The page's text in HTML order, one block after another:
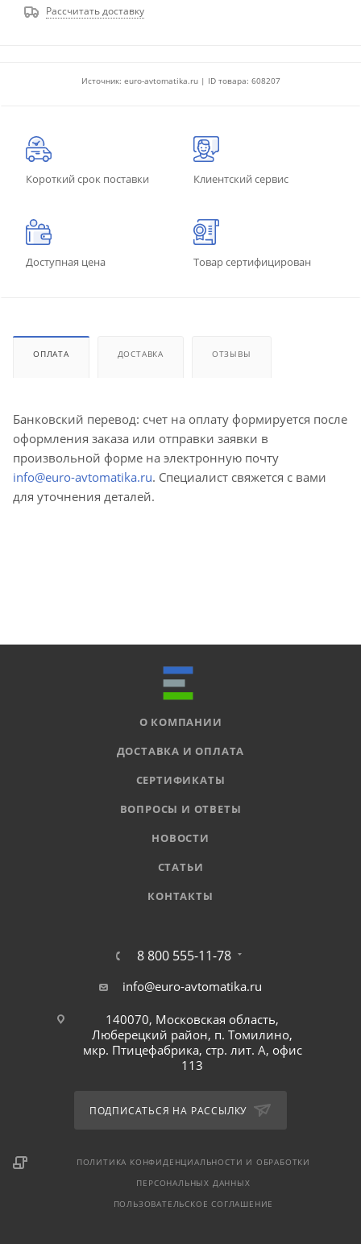
Рассчитать доставку
Источник: euro-avtomatika.ru | ID товара: 608207
Короткий срок поставки Клиентский сервис
Доступная цена Товар сертифицирован
ОПЛАТА ДОСТАВКА ОТЗЫВЫ
Банковский перевод: счет на оплату формируется после
оформления заказа или отправки заявки в
произвольной форме на электронную почту
info@euro-avtomatika.ru. Специалист свяжется с вами
для уточнения деталей.
О КОМПАНИИ
ДОСТАВКА И ОПЛАТА
СЕРТИФИКАТЫ
ВОПРОСЫ И ОТВЕТЫ
НОВОСТИ
СТАТЬИ
КОНТАКТЫ
8 800 555-11-78
info@euro-avtomatika.ru
140070, Московская область,
Люберецкий район, п. Томилино,
мкр. Птицефабрика, стр. лит. А, офис
113
ПОДПИСАТЬСЯ НА РАССЫЛКУ
ПОЛИТИКА КОНФИДЕНЦИАЛЬНОСТИ И ОБРАБОТКИ
ПЕРСОНАЛЬНЫХ ДАННЫХ
ПОЛЬЗОВАТЕЛЬСКОЕ СОГЛАШЕНИЕ